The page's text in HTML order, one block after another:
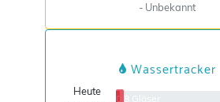
- Unbekannt
Wassertracker
Heute
0/8 Gläser